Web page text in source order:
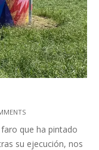
que ha pintado
su ejecución, nos